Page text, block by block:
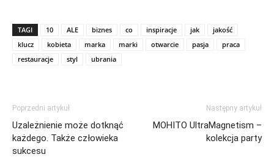
TAGI 10 ALE biznes co inspiracje jak
jakość
klucz
kobieta marka marki otwarcie pasja
praca
restauracje
styl ubrania
Poprzedni artykuł
Uzależnienie może dotknąć
każdego. Także człowieka
sukcesu
Następny artykuł
MOHITO UltraMagnetism –
kolekcja party